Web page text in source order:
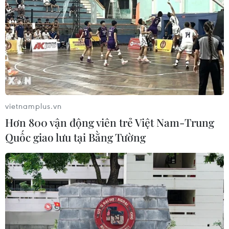
trách nhiệm trong hoạt động báo chí
21/07/2026 10:49
Xem thêm
CƠ QUAN CHỦ QUẢN: THÔNG TẤN XÃ VIỆT NAM
Tổng Biên tập: TRẦN TIẾN DUẨN
Phó Tổng Biên tập: NGUYỄN THỊ TÁM, KHÚC THANH
THỦY
vietnamplus.vn
Hơn 800 vận động viên trẻ Việt Nam-Trung
Quốc giao lưu tại Bằng Tường